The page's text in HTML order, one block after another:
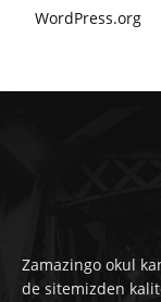
WordPress.org
Zamazingo okul
de sitemizden